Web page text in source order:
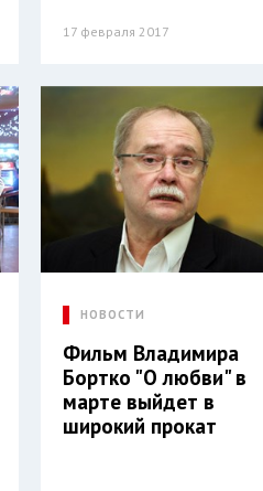
17 февраля 2017
НОВОСТИ
Фильм Владимира
Бортко "О любви" в
марте выйдет в
широкий прокат